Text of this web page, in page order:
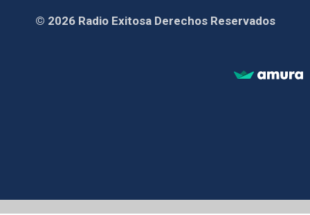
© 2026 Radio Exitosa Derechos Reservados